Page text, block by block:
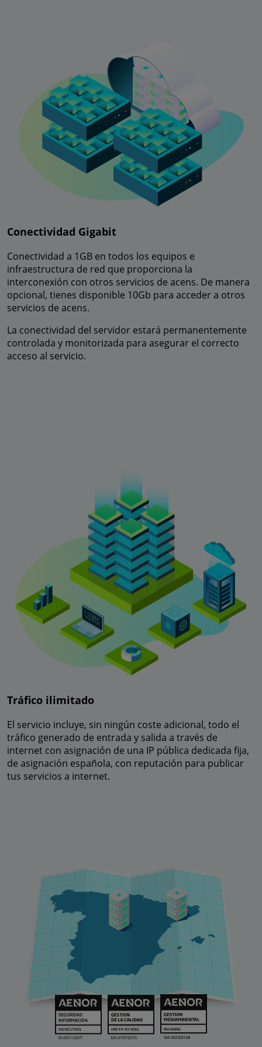
Conectividad Gigabit
Conectividad a 1GB en todos los equipos e
infraestructura de red que proporciona la
interconexión con otros servicios de acens. De manera
opcional, tienes disponible 10Gb para acceder a otros
servicios de acens.
La conectividad del servidor estará permanentemente
controlada y monitorizada para asegurar el correcto
acceso al servicio.
Tráfico ilimitado
El servicio incluye, sin ningún coste adicional, todo el
tráfico generado de entrada y salida a través de
internet con asignación de una IP pública dedicada fija,
de asignación española, con reputación para publicar
tus servicios a internet.